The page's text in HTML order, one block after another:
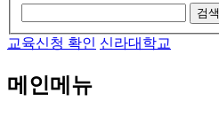
검색
교육신청 확인 신라대학교
메인메뉴